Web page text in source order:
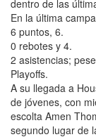
dentro de las
En la última
6 puntos, 6.
0 rebotes y 4.
2 asistencias;
Playoffs.
A su llegada a
de jóvenes, con
escolta Amen
segundo lugar de